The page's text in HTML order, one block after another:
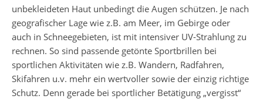
unbekleideten Haut unbedingt die Augen schützen. Je nach
geografischer Lage wie z.B. am Meer, im Gebirge oder
auch in Schneegebieten, ist mit intensiver UV-Strahlung zu
rechnen. So sind passende getönte Sportbrillen bei
sportlichen Aktivitäten wie z.B. Wandern, Radfahren,
Skifahren u.v. mehr ein wertvoller sowie der einzig richtige
Schutz. Denn gerade bei sportlicher Betätigung „vergisst“